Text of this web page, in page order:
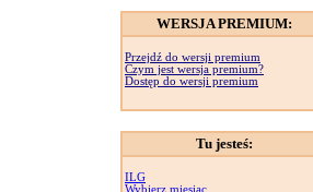
WERSJA PREMIUM:
Przejdź do wersji premium
Czym jest wersja premium?
Dostęp do wersji premium
Tu jesteś:
ILG
Wybierz miesiąc